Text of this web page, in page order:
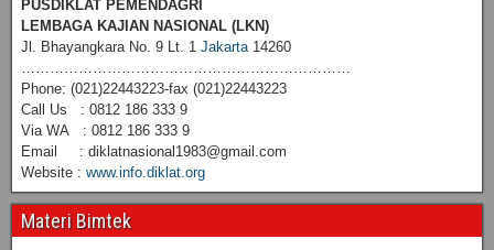
PUSDIKLAT PEMENDAGRI
LEMBAGA KAJIAN NASIONAL (LKN)
Jl. Bhayangkara No. 9 Lt. 1 Jakarta14260
……………………………………………………………
Phone: (021)22443223-fax (021)22443223
Call Us : 0812 186 333 9
Via WA : 0812 186 333 9
Email : diklatnasional1983@gmail.com
Website : www.info.diklat.org
Materi Bimtek